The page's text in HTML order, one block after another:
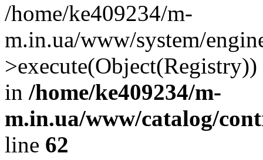
/home/ke409234/m-
m.in.ua/www/system/
in /home/ke409234/m-
m.in.ua/www/catalog/
line 62